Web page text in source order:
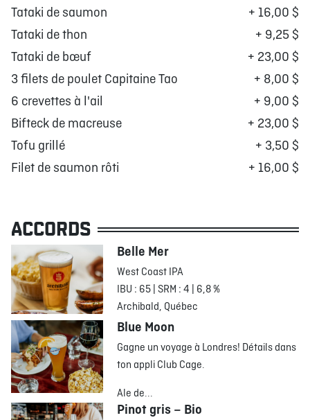
Tataki de saumon
+ 16,00 $
Tataki de thon
+ 9,25 $
Tataki de bœuf
+ 23,00 $
3 filets de poulet Capitaine Tao
+ 8,00 $
6 crevettes à l'ail
+ 9,00 $
Bifteck de macreuse
+ 23,00 $
Tofu grillé
+ 3,50 $
Filet de saumon rôti
+ 16,00 $
ACCORDS
Belle Mer
West Coast IPA
IBU : 65 | SRM : 4 | 6,8 %
Archibald, Québec
Blue Moon
Gagne un voyage à Londres! Détails dans
ton appli Club Cage.
Ale de...
Pinot gris – Bio